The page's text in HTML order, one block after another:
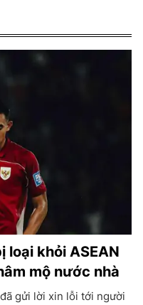
loại khỏi ASEAN
mộ nước nhà
gửi lời xin lỗi tới người